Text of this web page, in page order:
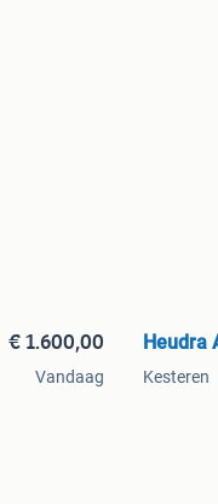
€ 1.600,00
Vandaag
Heudra
Kesteren